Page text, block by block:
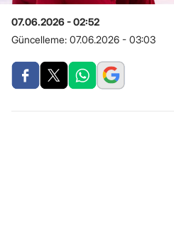
07.06.2026 - 02:52
Güncelleme: 07.06.2026 - 03:03